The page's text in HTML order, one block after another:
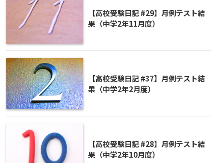
【高校受験日記 #29】月例テスト結
果（中学2年11月度）
【高校受験日記 #37】月例テスト結
果（中学2年2月度）
【高校受験日記 #28】月例テスト結
果（中学2年10月度）